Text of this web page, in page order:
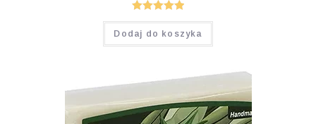
Oceniono
5.00na 5
Dodaj do koszyka